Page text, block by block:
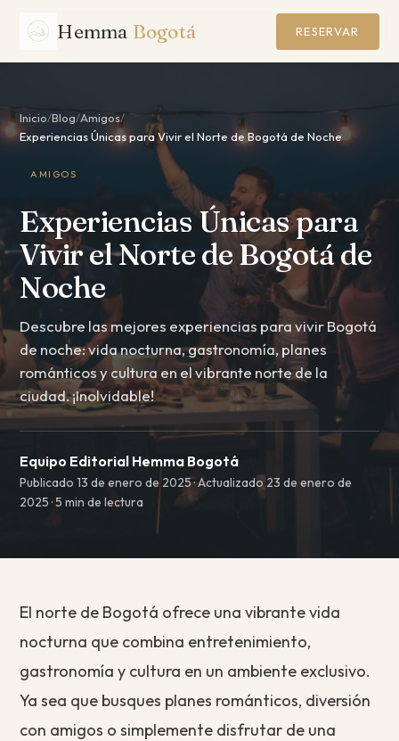
Hemma Bogotá RESERVAR
Inicio/Blog/Amigos/
Experiencias Únicas para Vivir el Norte de Bogotá de Noche
AMIGOS
Experiencias Únicas para
Vivir el Norte de Bogotá de
Noche
Descubre las mejores experiencias para vivir Bogotá
de noche: vida nocturna, gastronomía, planes
románticos y cultura en el vibrante norte de la
ciudad. ¡Inolvidable!
Equipo Editorial Hemma Bogotá
Publicado 13 de enero de 2025 · Actualizado 23 de enero de
2025 · 5 min de lectura
El norte de Bogotá ofrece una vibrante vida
nocturna que combina entretenimiento,
gastronomía y cultura en un ambiente exclusivo.
Ya sea que busques planes románticos, diversión
con amigos o simplemente disfrutar de una